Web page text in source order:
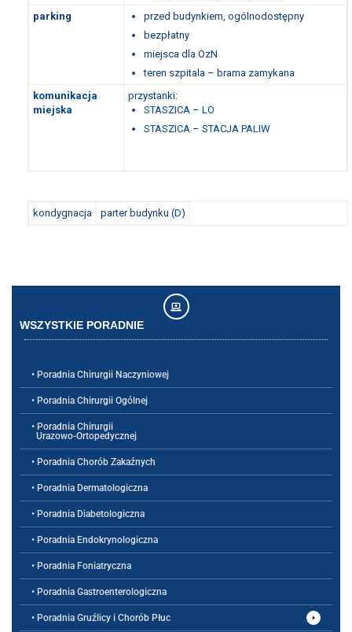
parking
przed budynkiem, ogólnodostępny
bezpłatny
miejsca dla OzN
teren szpitala – brama zamykana
komunikacja
miejska
przystanki:
STASZICA – LO
STASZICA – STACJA PALIW
kondygnacja parter budynku (D)
WSZYSTKIE PORADNIE
• Poradnia Chirurgii Naczyniowej
• Poradnia Chirurgii Ogólnej
• Poradnia Chirurgii
Urazowo-Ortopedycznej
• Poradnia Chorób Zakaźnych
• Poradnia Dermatologiczna
• Poradnia Diabetologiczna
• Poradnia Endokrynologiczna
• Poradnia Foniatryczna
• Poradnia Gastroenterologiczna
• Poradnia Gruźlicy i Chorób Płuc